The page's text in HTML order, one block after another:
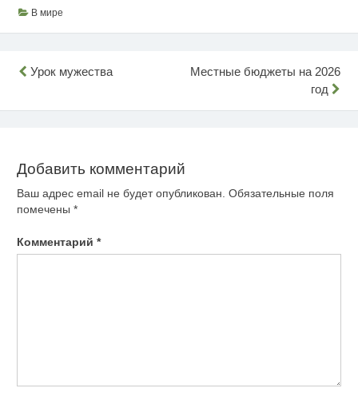
В мире
Навигация
Урок мужества
Местные бюджеты на 2026
год
Добавить комментарий
Ваш адрес email не будет опубликован. Обязательные поля
помечены *
Комментарий *